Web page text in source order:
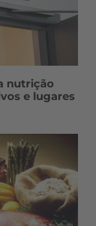
nutrição
e lugares